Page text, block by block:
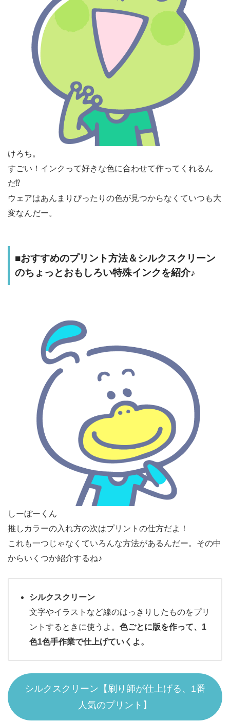
けろち。
すごい！インクって好きな色に合わせて作ってくれるん
だ⁉︎
ウェアはあんまりぴったりの色が見つからなくていつも大
変なんだー。
■おすすめのプリント方法＆シルクスクリーン
のちょっとおもしろい特殊インクを紹介♪
しーぼーくん
推しカラーの入れ方の次はプリントの仕方だよ！
これも一つじゃなくていろんな方法があるんだー。その中
からいくつか紹介するね♪
シルクスクリーン
文字やイラストなど線のはっきりしたものをプリ
ントするときに使うよ。 色ごとに版を作って、1
色1色手作業で仕上げていくよ。
シルクスクリーン【刷り師が仕上げる、1番
人気のプリント】